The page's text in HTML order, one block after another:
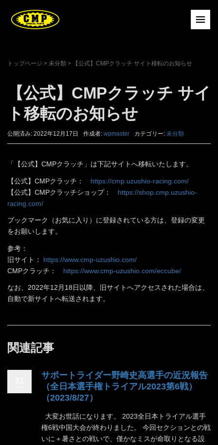
トップページ > 未分類 > 【公式】CMPクラッチ サイト移転のお知らせ
【公式】CMPクラッチ サイ
ト移転のお知らせ
公開済み: 2022年12月17日 作成者: wpmaster カテゴリー: 未分類
「【公式】CMPクラッチ」は下記サイトへ移転いたします。
【公式】CMPクラッチ： https://cmp.uzushio-racing.com/
【公式】CMPクラッチショップ： https://shop.cmp.uzushio-
racing.com/
ブックマーク（お気に入り）に登録されている方は、登録の変更
をお願いします。
参考：
旧サイト： https://www.cmp-uzushio.com/
CMPクラッチ： https://www.cmp-uzushio.com/eccube/
なお、2022年12月18日以降、旧サイトへアクセスされた場合は、
自動で新サイトへ転送されます。
関連記事
サポートライダー野崎史高選手の近況報告
（全日本選手権トライアル2023第6戦）
（2023/8/27）
大変お世話になります。 2023全日本トライアル選手
権6戦中国大会が終わりました。 今回セクションとの戦
いに＋暑さとの戦いで、僅かなミスが命取りとなる設